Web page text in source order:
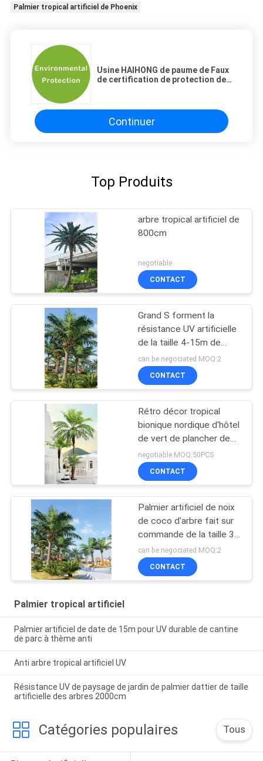
Palmier tropical artificiel de Phoenix
Usine HAIHONG de paume de Faux
de certification de protection de
Continuer
Top Produits
arbre tropical artificiel de
800cm
negotiable
CONTACT
Grand S forment la
résistance UV artificielle
de la taille 4-15m de
palmier de noix de coco
can be negociated MOQ:2
CONTACT
Rétro décor tropical
bionique nordique d'hôtel
de vert de plancher de
palmier de Phoenix
negotiable MOQ:50PCS
CONTACT
Palmier artificiel de noix
de coco d'arbre fait sur
commande de la taille 3-
30m pour des
événements extérieurs
can be negociated MOQ:2
CONTACT
Palmier tropical artificiel
Palmier artificiel de date de 15m pour UV durable de cantine
de parc à thème anti
Anti arbre tropical artificiel UV
Résistance UV de paysage de jardin de palmier dattier de taille
artificielle des arbres 2000cm
Catégories populaires Tous